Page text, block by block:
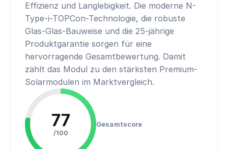
Effizienz und Langlebigkeit. Die moderne N-
Type-i-TOPCon-Technologie, die robuste
Glas-Glas-Bauweise und die 25-jährige
Produktgarantie sorgen für eine
hervorragende Gesamtbewertung. Damit
zählt das Modul zu den stärksten Premium-
Solarmodulen im Marktvergleich.
77
/100
Gesamtscore